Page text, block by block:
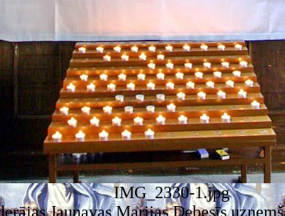
IMG_2330-1.jpg
Jaunavas Marijas Debesīs